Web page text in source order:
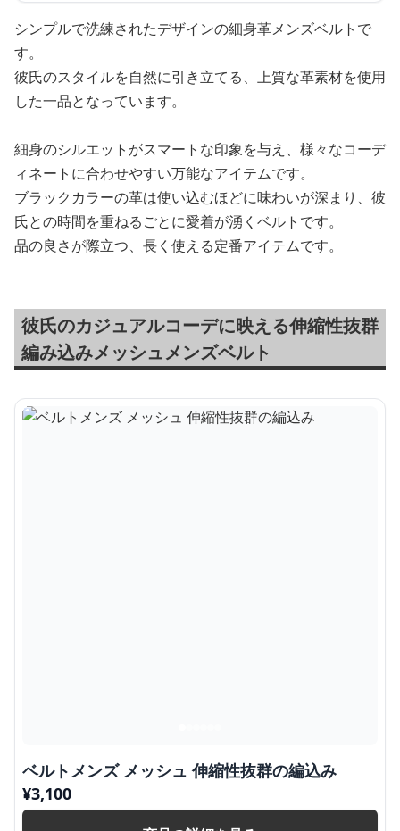
シンプルで洗練されたデザインの細身革メンズベルトで
す。
彼氏のスタイルを自然に引き立てる、上質な革素材を使用
した一品となっています。
細身のシルエットがスマートな印象を与え、様々なコーデ
ィネートに合わせやすい万能なアイテムです。
ブラックカラーの革は使い込むほどに味わいが深まり、彼
氏との時間を重ねるごとに愛着が湧くベルトです。
品の良さが際立つ、長く使える定番アイテムです。
彼氏のカジュアルコーデに映える伸縮性抜群
編み込みメッシュメンズベルト
ベルトメンズ メッシュ 伸縮性抜群の編込み
¥3,100